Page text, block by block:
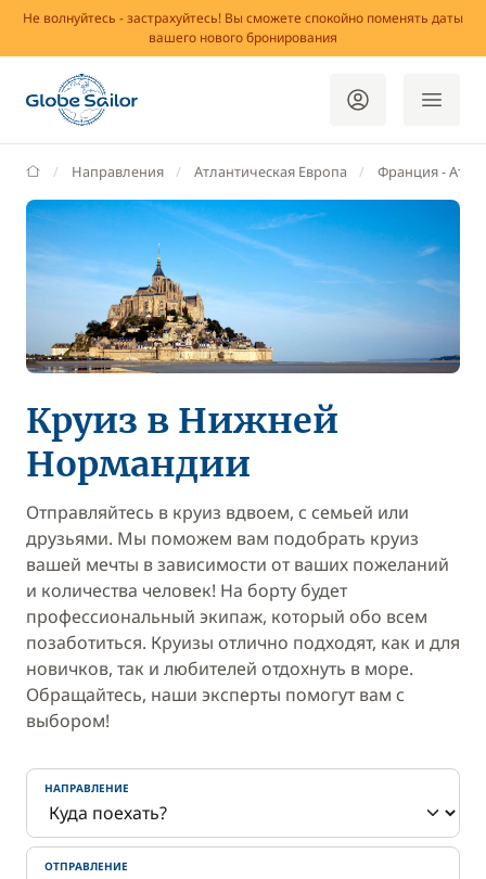
Не волнуйтесь - застрахуйтесь! Вы сможете спокойно поменять даты
вашего нового бронирования
GlobeSailor
Направления Атлантическая Европа Франция -
Круиз в Нижней
Нормандии
Отправляйтесь в круиз вдвоем, с семьей или
друзьями. Мы поможем вам подобрать круиз
вашей мечты в зависимости от ваших пожеланий
и количества человек! На борту будет
профессиональный экипаж, который обо всем
позаботиться. Круизы отлично подходят, как и для
новичков, так и любителей отдохнуть в море.
Обращайтесь, наши эксперты помогут вам с
выбором!
НАПРАВЛЕНИЕ
ОТПРАВЛЕНИЕ